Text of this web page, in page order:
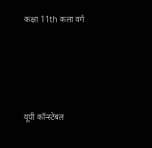
कक्षा 11th कला वर्ग
यूपी कॉन्स्टेबल